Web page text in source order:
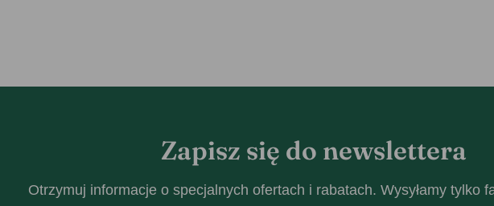
Zapisz się do newslettera
Otrzymuj informacje o specjalnych ofertach i rabatach. Wysyłamy tylko